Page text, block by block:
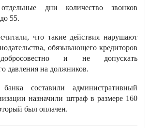
дни количество звонков
55.
что такие действия нарушают
обязывающего кредиторов
добросовестно и не допускать
давления на должников.
составили административный
назначили штраф в размере 160
был оплачен.